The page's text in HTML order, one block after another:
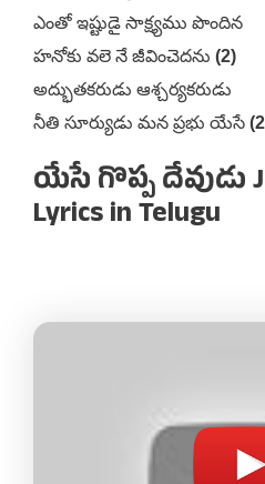
ఎంతో ఇష్టుడై సాక్ష్యము పొందిన
హనోకు వలె నే జీవించెదను (2)
అద్భుతకరుడు ఆశ్చర్యకరుడు
నీతి సూర్యుడు మన ప్రభు యేసే
యేసే గొప్ప దేవుడు
Lyrics in Telugu